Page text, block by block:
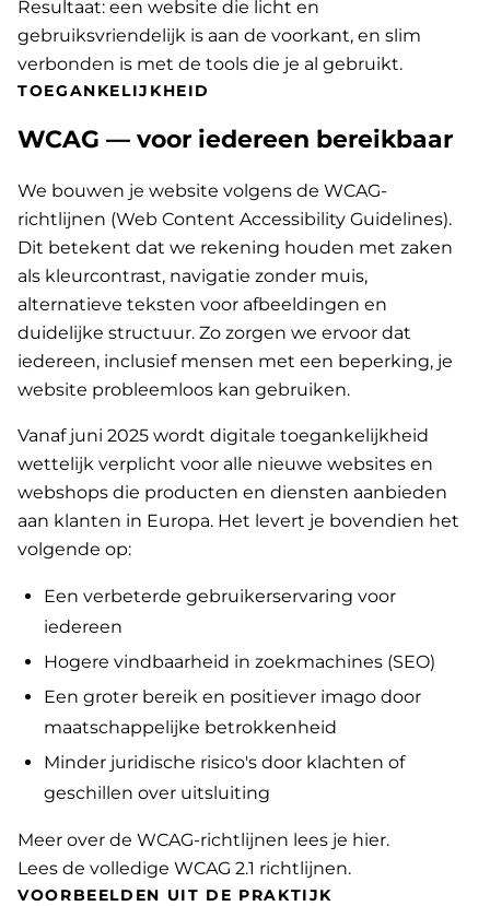
Resultaat: een website die licht en
gebruiksvriendelijk is aan de voorkant, en slim
verbonden is met de tools die je al gebruikt.
TOEGANKELIJKHEID
WCAG — voor iedereen bereikbaar
We bouwen je website volgens de WCAG-
richtlijnen (Web Content Accessibility Guidelines).
Dit betekent dat we rekening houden met zaken
als kleurcontrast, navigatie zonder muis,
alternatieve teksten voor afbeeldingen en
duidelijke structuur. Zo zorgen we ervoor dat
iedereen, inclusief mensen met een beperking, je
website probleemloos kan gebruiken.
Vanaf juni 2025 wordt digitale toegankelijkheid
wettelijk verplicht voor alle nieuwe websites en
webshops die producten en diensten aanbieden
aan klanten in Europa. Het levert je bovendien het
volgende op:
Een verbeterde gebruikerservaring voor
iedereen
Hogere vindbaarheid in zoekmachines (SEO)
Een groter bereik en positiever imago door
maatschappelijke betrokkenheid
Minder juridische risico's door klachten of
geschillen over uitsluiting
Meer over de WCAG-richtlijnen lees je hier.
Lees de volledige WCAG 2.1 richtlijnen.
VOORBEELDEN UIT DE PRAKTIJK